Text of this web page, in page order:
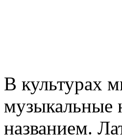
В культурах
музыкальные
названием.